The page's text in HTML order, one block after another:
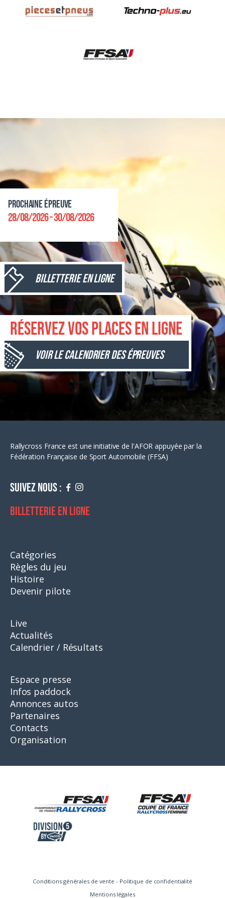
Prochaine épreuve
28/08/2026 - 30/08/2026
Billetterie en ligne
Réservez vos places en ligne
Voir le calendrier des épreuves
Rallycross France est une initiative de l'AFOR appuyée par la
Fédération Française de Sport Automobile (FFSA)
Suivez nous :
Billetterie en ligne
Catégories
Règles du jeu
Histoire
Devenir pilote
Live
Actualités
Calendrier / Résultats
Espace presse
Infos paddock
Annonces autos
Partenaires
Contacts
Organisation
Conditions générales de vente - Politique de confidentialité
Mentions légales